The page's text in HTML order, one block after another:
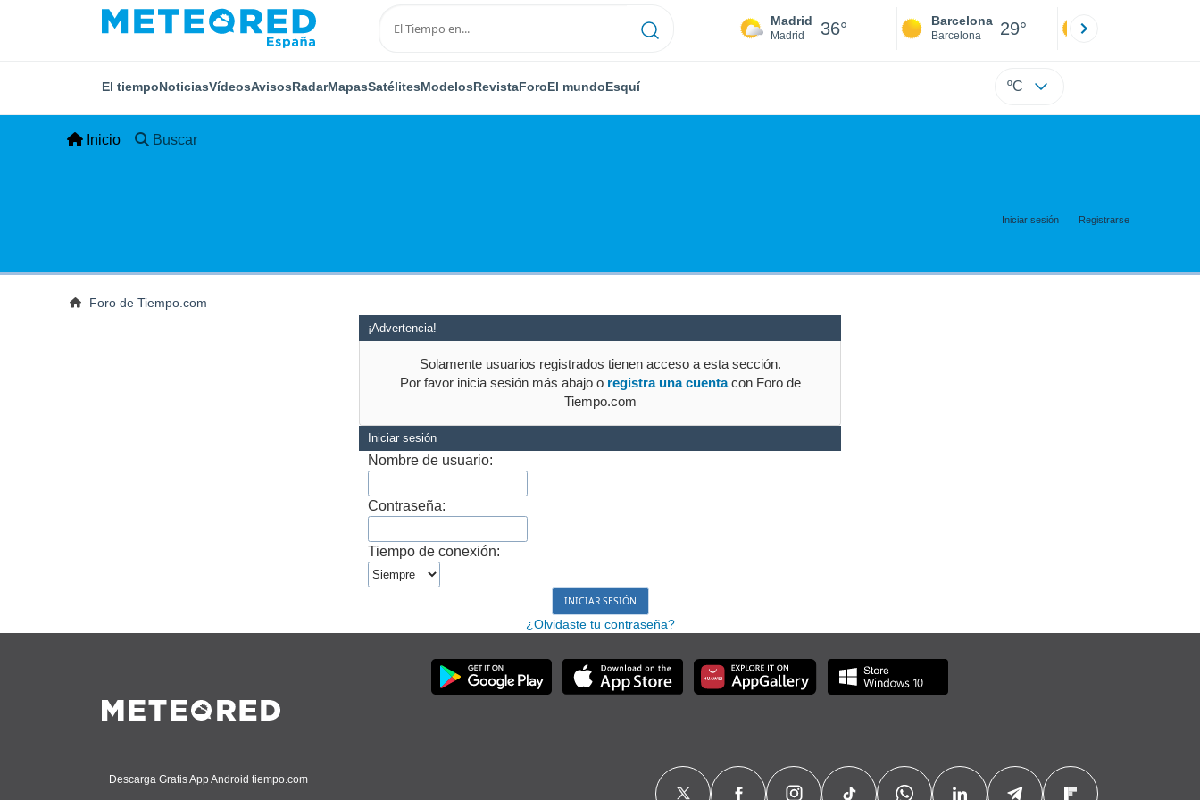
Madrid
Madrid 36° Barcelona
Barcelona 29°
El tiempoNoticiasVídeosAvisosRadarMapasSatélitesModelosRevistaForoEl mundoEsquí ºC
Inicio Buscar
Iniciar sesión Registrarse
Foro de Tiempo.com
¡Advertencia!
Solamente usuarios registrados tienen acceso a esta sección.
Por favor inicia sesión más abajo o registra una cuentacon Foro de
Tiempo.com
Iniciar sesión
Nombre de usuario:
Contraseña:
Tiempo de conexión:
¿Olvidaste tu contraseña?
Descarga Gratis App Android tiempo.com